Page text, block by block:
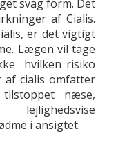
svag form. Det
af Cialis.
er det vigtigt
Lægen vil tage
hvilken risiko
af cialis omfatter
tilstoppet næse,
i ansigtet.